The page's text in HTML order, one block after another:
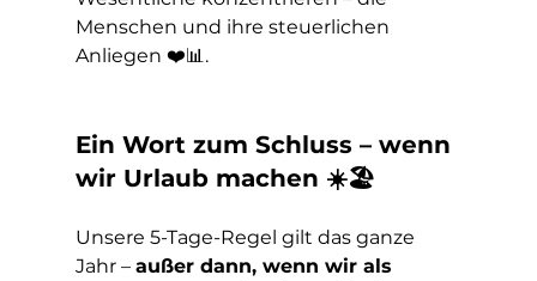
Menschen und ihre steuerlichen
Anliegen ❤️📊.
Ein Wort zum Schluss – wenn
wir Urlaub machen ☀️🏖️
Unsere 5-Tage-Regel gilt das ganze
Jahr – außer dann, wenn wir als